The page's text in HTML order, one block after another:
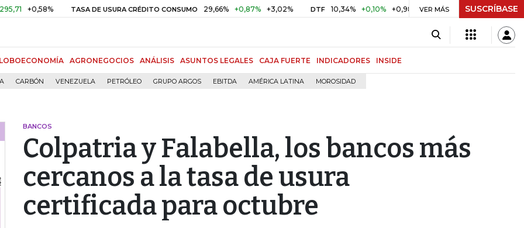
TASA DE USURA CRÉDITO CONSUMO 29,66% +0,87% +3,02% DTF 10,34% +0,10% +0,98% UVR $ 416,86 +$ 0,05 +0,01%
VER MÁS SUSCRÍBASE
AGRONEGOCIOS ANÁLISIS ASUNTOS LEGALES CAJA FUERTE INDICADORES INSIDE
CARBÓN VENEZUELA PETRÓLEO GRUPO ARGOS EBITDA AMÉRICA LATINA MOROSIDAD
BANCOS
Colpatria y Falabella, los bancos más
cercanos a la tasa de usura
certificada para octubre